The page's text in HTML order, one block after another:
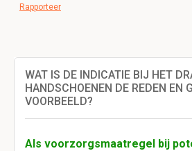
Rapporteer
WAT IS DE INDICATIE BIJ HET
HANDSCHOENEN DE REDEN EN
VOORBEELD?
Als voorzorgsmaatregel bij